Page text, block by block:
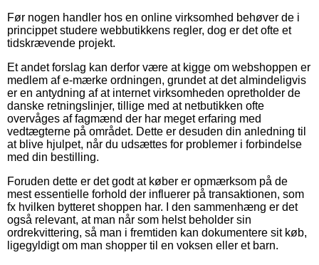
Før nogen handler hos en online virksomhed behøver de i
princippet studere webbutikkens regler, dog er det ofte et
tidskrævende projekt.
Et andet forslag kan derfor være at kigge om webshoppen er
medlem af e-mærke ordningen, grundet at det almindeligvis
er en antydning af at internet virksomheden opretholder de
danske retningslinjer, tillige med at netbutikken ofte
overvåges af fagmænd der har meget erfaring med
vedtægterne på området. Dette er desuden din anledning til
at blive hjulpet, når du udsættes for problemer i forbindelse
med din bestilling.
Foruden dette er det godt at køber er opmærksom på de
mest essentielle forhold der influerer på transaktionen, som
fx hvilken bytteret shoppen har. I den sammenhæng er det
også relevant, at man når som helst beholder sin
ordrekvittering, så man i fremtiden kan dokumentere sit køb,
ligegyldigt om man shopper til en voksen eller et barn.